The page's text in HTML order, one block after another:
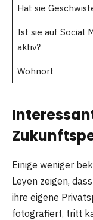
Hat sie
Ist sie auf Social
aktiv?
Wohnort
Einige weniger
Leyen zeigen,
ihre eigene
fotografiert, tritt